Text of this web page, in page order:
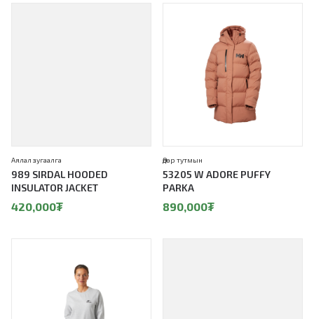
989 SIRDAL HOODED
INSULATOR JACKET
Аялал зугаалга
420,000₮
53205 W ADORE PUFFY
PARKA
Өдөр тутмын
890,000₮